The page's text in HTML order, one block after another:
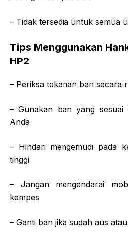
– Tidak tersedia untuk semua
Tips Menggunakan
HP2
– Periksa tekanan ban secara
– Gunakan ban yang sesuai
Anda
– Hindari mengemudi pada
tinggi
– Jangan mengendarai
kempes
– Ganti ban jika sudah aus